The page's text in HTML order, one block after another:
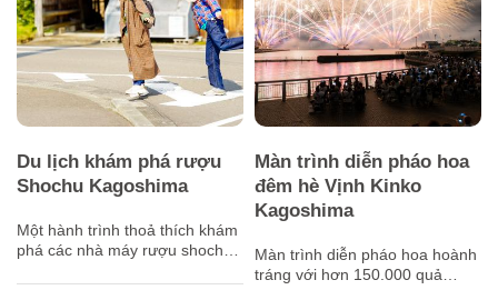
Du lịch khám phá rượu
Shochu Kagoshima
Một hành trình thoả thích khám
phá các nhà máy rượu shochu
đó và tìm ra chai rượu yêu thích
Màn trình diễn pháo hoa
đêm hè Vịnh Kinko
Kagoshima
Màn trình diễn pháo hoa hoành
tráng với hơn 150.000 quả